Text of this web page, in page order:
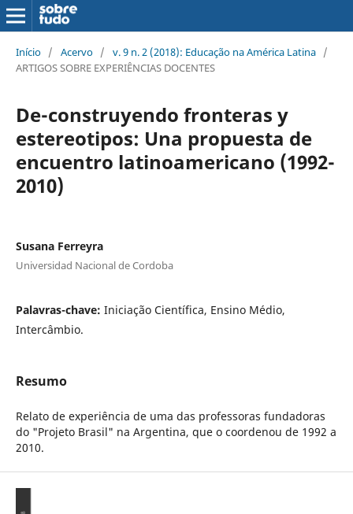
Início / Acervo / v. 9 n. 2 (2018): Educação na América Latina /
ARTIGOS SOBRE EXPERIÊNCIAS DOCENTES
De-construyendo fronteras y
estereotipos: Una propuesta de
encuentro latinoamericano (1992-
2010)
Susana Ferreyra
Universidad Nacional de Cordoba
Palavras-chave: Iniciação Científica, Ensino Médio,
Intercâmbio.
Resumo
Relato de experiência de uma das professoras fundadoras
do "Projeto Brasil" na Argentina, que o coordenou de 1992 a
2010.